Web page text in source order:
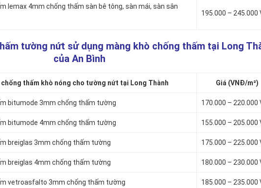
lemax 4mm chống thấm sàn bê tông, sàn mái, sàn sân
195.000 – 245.000
tường nứt sử dụng màng khò chống thấm tại Long
của An Bình
chống thấm khò nóng cho tường nứt tại Long Thành Giá (VNĐ/m²)
bitumode 3mm chống thấm tường 170.000 – 220.000
bitumode 4mm chống thấm tường 155.000 – 205.000
breiglas 3mm chống thấm tường 175.000 – 225.000
breiglas 4mm chống thấm tường 180.000 – 230.000
vetroasfalto 3mm chống thấm tường 185.000 – 235.000